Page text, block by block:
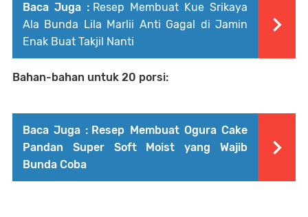
Baca Juga : Resep Membuat Kue Srikaya
Ala Bunda Lila Marlii Anti Gagal di Jamin
Enak Buat Takjil Nanti
Bahan-bahan untuk 20 porsi:
Baca Juga : Resep Membuat Ogura Cake
Pandan Super Soft Moist yang Wajib
Bunda Coba